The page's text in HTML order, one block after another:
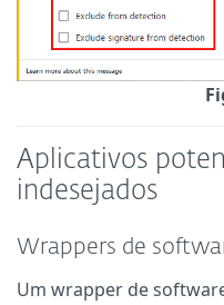
Aplicativos
indesejados
Wrappers de
Um wrapper de